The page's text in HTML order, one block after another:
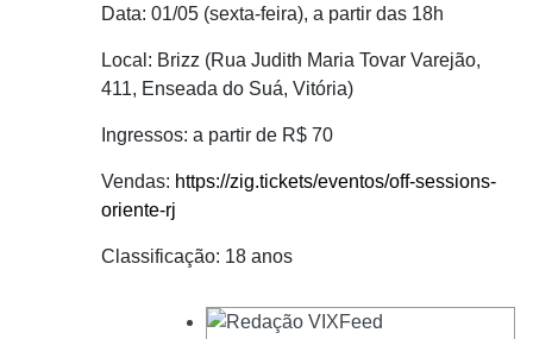
Data: 01/05 (sexta-feira), a partir das 18h
Local: Brizz (Rua Judith Maria Tovar Varejão,
411, Enseada do Suá, Vitória)
Ingressos: a partir de R$ 70
Vendas: https://zig.tickets/eventos/off-sessions-
oriente-rj
Classificação: 18 anos